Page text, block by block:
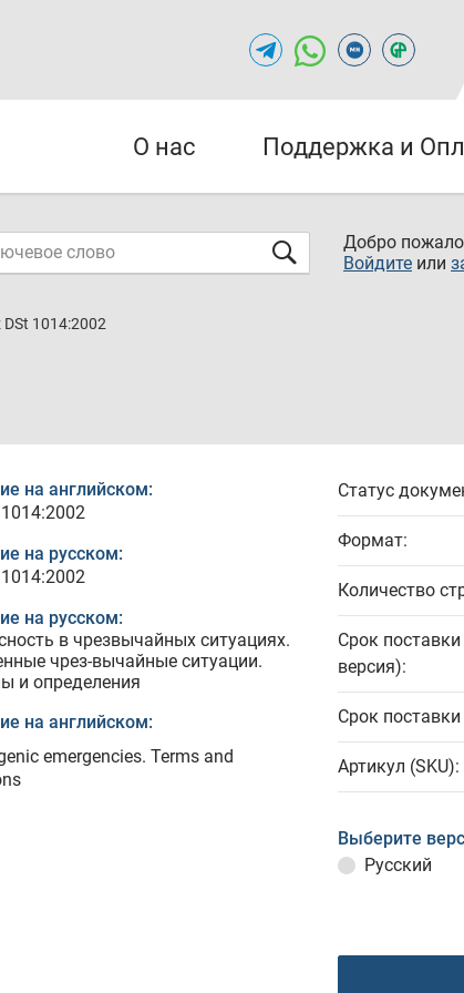
О нас Поддержка и
Добро
Войдите или
DSt 1014:2002
на английском:
1014:2002
на русском:
1014:2002
на русском:
в чрезвычайных ситуациях.
чрез-вычайные ситуации.
и определения
на английском:
emergencies. Terms and
Статус
Формат:
Количество
Срок
версия):
Срок
Артикул (SKU):
Выберите
Русский